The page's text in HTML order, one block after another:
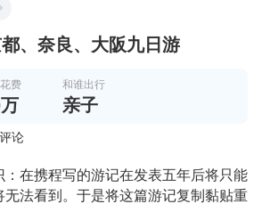
、奈良、大阪九日游
费 和谁出行
亲子
论
：在携程写的游记在发表五年后将只能
无法看到。于是将这篇游记复制黏贴重